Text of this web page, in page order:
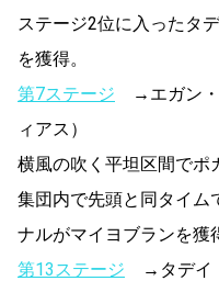
ステージ2位に入ったタ
を獲得。
第7ステージ →エガン・
ィアス）
横風の吹く平坦区間でポ
集団内で先頭と同タイム
ナルがマイヨブランを獲
第13ステージ →タデイ